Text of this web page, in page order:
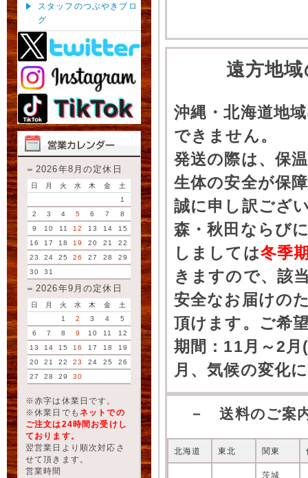
スタッフのつぶやきブロ
グ
2026年8月の定休日
日 月 火 水 木 金
土
1
2
3 4 5 6 7
8
9
10 11 12 13 14
15
16
17 18 19 20 21
22
23
24 25 26 27 28
29
30
31
2026年9月の定休日
日 月 火 水 木 金
土
1
2 3 4
5
6
7 8 9 10 11
12
13
14 15 16 17 18
19
20
21 22 23 24 25
26
27
28 29 30
※赤字は休業日です。
※休業日でも ネットでの
ご注文は24時間お受けし
ております。
翌営業日より順次対応さ
せて頂きます。
営業時間
遠方地
沖縄・北海道地
できません。
発送の際は、保
生体の安全が保
誠に申し訳ござ
森・秋田ならび
しましては冬季
きますので、該
安全なお届けの
頂けます。ご希
期間：11月～2
月、気候の変化
－ 送料のご案
北海道 東北 関東
茨城